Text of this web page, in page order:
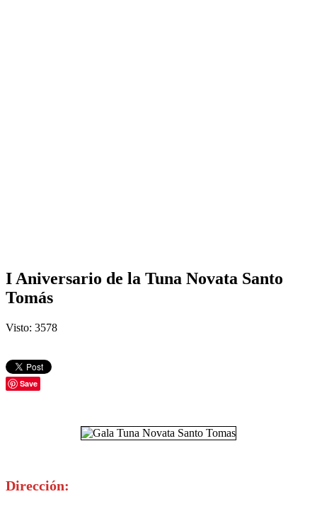
I Aniversario de la Tuna Novata Santo
Tomás
Visto: 3578
Save
Dirección: